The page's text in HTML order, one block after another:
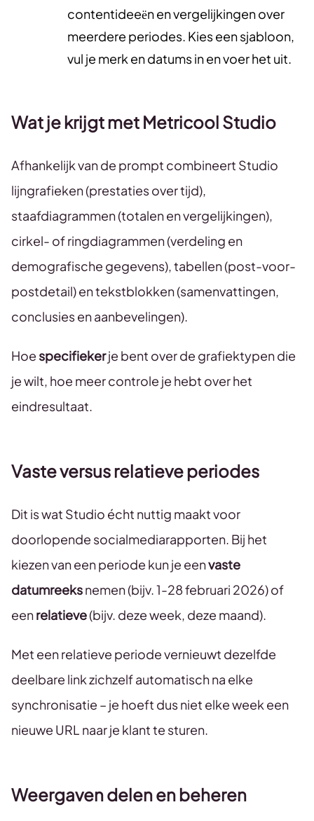
contentideeën en vergelijkingen over
meerdere periodes. Kies een sjabloon,
vul je merk en datums in en voer het uit.
Wat je krijgt met Metricool Studio
Afhankelijk van de prompt combineert Studio
lijngrafieken (prestaties over tijd),
staafdiagrammen (totalen en vergelijkingen),
cirkel- of ringdiagrammen (verdeling en
demografische gegevens), tabellen (post-voor-
postdetail) en tekstblokken (samenvattingen,
conclusies en aanbevelingen).
Hoe specifiekerje bent over de grafiektypen die
je wilt, hoe meer controle je hebt over het
eindresultaat.
Vaste versus relatieve periodes
Dit is wat Studio écht nuttig maakt voor
doorlopende socialmediarapporten. Bij het
kiezen van een periode kun je eenvaste
datumreeksnemen (bijv. 1-28 februari 2026) of
eenrelatieve(bijv. deze week, deze maand).
Met een relatieve periode vernieuwt dezelfde
deelbare link zichzelf automatisch na elke
synchronisatie – je hoeft dus niet elke week een
nieuwe URL naar je klant te sturen.
Weergaven delen en beheren